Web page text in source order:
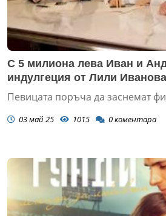
С 5 милиона лева Иван и
индулгеция от Лили Иванова
Певицата поръча да заснемат
03 май 25 1015 0коментара